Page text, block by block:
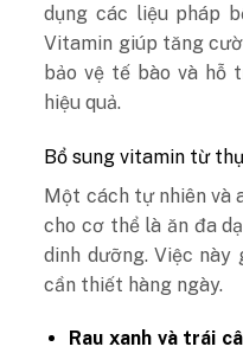
dụng các liệu pháp
Vitamin giúp tăng
bảo vệ tế bào và hỗ
hiệu quả.
Bổ sung vitamin từ
Một cách tự nhiên và
cho cơ thể là ăn đa
dinh dưỡng. Việc
cần thiết hàng ngày.
Rau xanh và trái